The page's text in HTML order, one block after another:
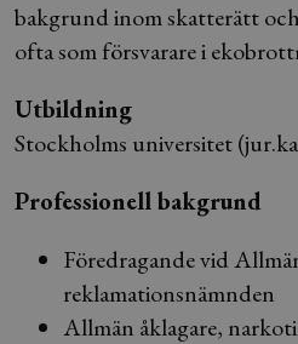
bakgrund inom skatterätt
ofta som försvarare i
Utbildning
Stockholms universitet
Professionell bakgrund
Föredragande vid
reklamationsnämnden
Allmän åklagare,